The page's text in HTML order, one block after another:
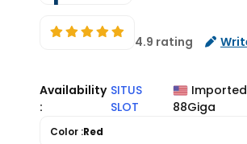
4.9 rating
Availability
:
SITUS
SLOT
88Giga
Color :Red